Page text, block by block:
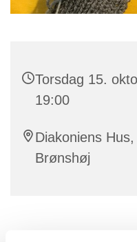
Torsdag 15.
19:00
Diakoniens
Brønshøj